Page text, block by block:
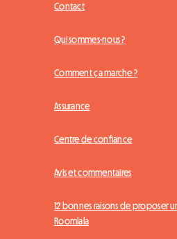
Contact
Qui sommes-nous ?
Comment ça marche ?
Assurance
Centre de confiance
Avis et commentaires
12 bonnes raisons de proposer
Roomlala